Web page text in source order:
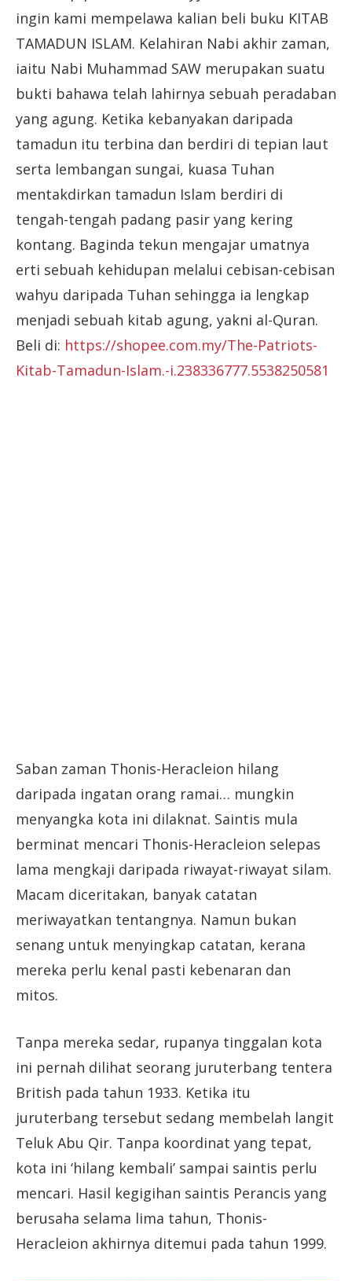
ingin kami mempelawa kalian beli buku KITAB
TAMADUN ISLAM. Kelahiran Nabi akhir zaman,
iaitu Nabi Muhammad SAW merupakan suatu
bukti bahawa telah lahirnya sebuah peradaban
yang agung. Ketika kebanyakan daripada
tamadun itu terbina dan berdiri di tepian laut
serta lembangan sungai, kuasa Tuhan
mentakdirkan tamadun Islam berdiri di
tengah-tengah padang pasir yang kering
kontang. Baginda tekun mengajar umatnya
erti sebuah kehidupan melalui cebisan-cebisan
wahyu daripada Tuhan sehingga ia lengkap
menjadi sebuah kitab agung, yakni al-Quran.
Beli di: https://shopee.com.my/The-Patriots-
Kitab-Tamadun-Islam.-i.238336777.5538250581
Saban zaman Thonis-Heracleion hilang
daripada ingatan orang ramai… mungkin
menyangka kota ini dilaknat. Saintis mula
berminat mencari Thonis-Heracleion selepas
lama mengkaji daripada riwayat-riwayat silam.
Macam diceritakan, banyak catatan
meriwayatkan tentangnya. Namun bukan
senang untuk menyingkap catatan, kerana
mereka perlu kenal pasti kebenaran dan
mitos.
Tanpa mereka sedar, rupanya tinggalan kota
ini pernah dilihat seorang juruterbang tentera
British pada tahun 1933. Ketika itu
juruterbang tersebut sedang membelah langit
Teluk Abu Qir. Tanpa koordinat yang tepat,
kota ini ‘hilang kembali’ sampai saintis perlu
mencari. Hasil kegigihan saintis Perancis yang
berusaha selama lima tahun, Thonis-
Heracleion akhirnya ditemui pada tahun 1999.